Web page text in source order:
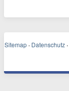
Sitemap · Datenschutz ·